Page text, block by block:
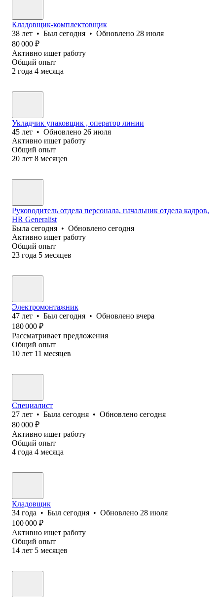
Кладовщик-комплектовщик
38 лет • Был сегодня • Обновлено 28 июля
80 000 ₽
Активно ищет работу
Общий опыт
2 года 4 месяца
Укладчик упаковщик , оператор линии
45 лет • Обновлено 26 июля
Активно ищет работу
Общий опыт
20 лет 8 месяцев
Руководитель отдела персонала, начальник отдела кадров,
HR Generalist
Была сегодня • Обновлено сегодня
Активно ищет работу
Общий опыт
23 года 5 месяцев
Электромонтажник
47 лет • Был сегодня • Обновлено вчера
180 000 ₽
Рассматривает предложения
Общий опыт
10 лет 11 месяцев
Специалист
27 лет • Была сегодня • Обновлено сегодня
80 000 ₽
Активно ищет работу
Общий опыт
4 года 4 месяца
Кладовщик
34 года • Был сегодня • Обновлено 28 июля
100 000 ₽
Активно ищет работу
Общий опыт
14 лет 5 месяцев